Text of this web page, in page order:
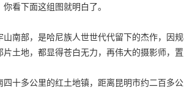
看下面这组图就明白了。
南部，是哈尼族人世世代代留下的杰作，因
土地，都显得苍白无力，再伟大的摄影师，
十多公里的红土地镇，距离昆明市约二百